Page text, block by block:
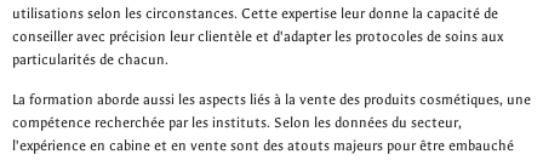
utilisations selon les circonstances. Cette expertise leur donne la capacité de
conseiller avec précision leur clientèle et d'adapter les protocoles de soins aux
particularités de chacun.
La formation aborde aussi les aspects liés à la vente des produits cosmétiques, une
compétence recherchée par les instituts. Selon les données du secteur,
l'expérience en cabine et en vente sont des atouts majeurs pour être embauché